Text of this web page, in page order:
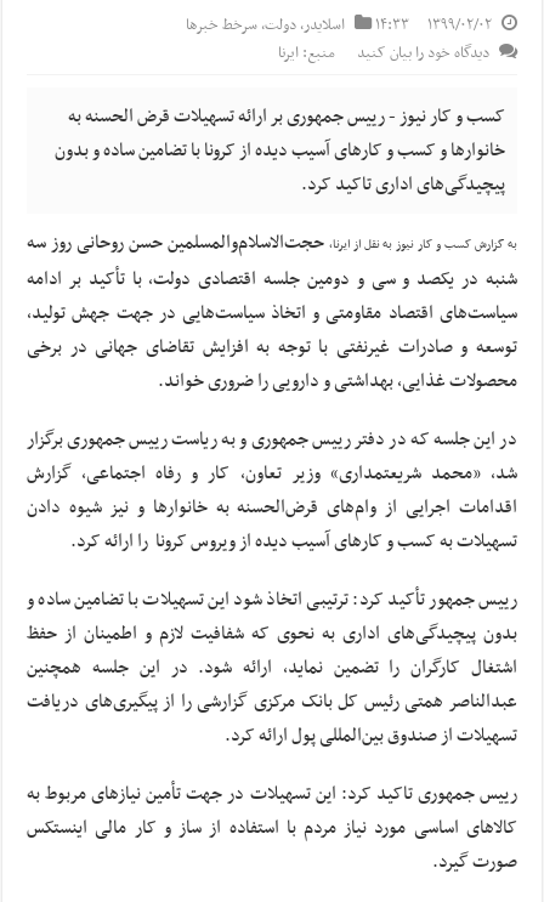
۱۳۹۹/۰۲/۰۲ ۱۴:۳۳ اسلایدر,دولت,سرخط خبرها
دیدگاه خود را بیان کنید
منبع: ایرنا
کسب و کار نیوز - رییس جمهوری بر ارائه تسهیلات قرض الحسنه به
خانوارها و کسب و کارهای آسیب دیده از کرونا با تضامین ساده و بدون
پیچیدگی‌های اداری تاکید کرد.
به گزارش کسب و کار نیوز به نقل از ایرنا، حجت‌الاسلام‌والمسلمین حسن روحانی روز سه
شنبه در یکصد و سی و دومین جلسه اقتصادی دولت، با تأکید بر ادامه
سیاست‌های اقتصاد مقاومتی و اتخاذ سیاست‌هایی در جهت جهش تولید،
توسعه و صادرات غیرنفتی با توجه به افزایش تقاضای جهانی در برخی
محصولات غذایی، بهداشتی و دارویی را ضروری خواند.
در این جلسه که در دفتر رییس جمهوری و به ریاست رییس جمهوری برگزار
شد، «محمد شریعتمداری» وزیر تعاون، کار و رفاه اجتماعی، گزارش
اقدامات اجرایی از وام‌های قرض‌الحسنه به خانوارها و نیز شیوه دادن
تسهیلات به کسب و کارهای آسیب دیده از ویروس کرونا را ارائه کرد.
رییس جمهور تأکید کرد: ترتیبی اتخاذ شود این تسهیلات با تضامین ساده و
بدون پیچیدگی‌های اداری به نحوی که شفافیت لازم و اطمینان از حفظ
اشتغال کارگران را تضمین نماید، ارائه شود. در این جلسه همچنین
عبدالناصر همتی رئیس کل بانک مرکزی گزارشی را از پیگیری‌های دریافت
تسهیلات از صندوق بین‌المللی پول ارائه کرد.
رییس جمهوری تاکید کرد: این تسهیلات در جهت تأمین نیازهای مربوط به
کالاهای اساسی مورد نیاز مردم با استفاده از ساز و کار مالی اینستکس
صورت گیرد.